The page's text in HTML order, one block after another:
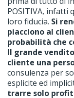
POSITIVA, infatti
loro fiducia. Si
piacciono al
probabilità che
Il grande
cliente una
consulenza per
esplicite ed
trarre solo